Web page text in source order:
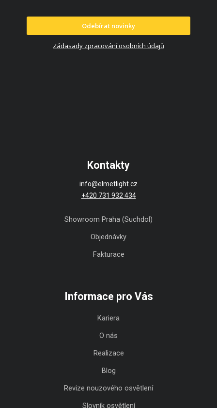
Odebírat novinky
Zádasady zpracování osobních údajů
Kontakty
info@elmetlight.cz
+420 731 932 434
Showroom Praha (Suchdol)
Objednávky
Fakturace
Informace pro Vás
Kariera
O nás
Realizace
Blog
Revize nouzového osvětlení
Slovník osvětlení